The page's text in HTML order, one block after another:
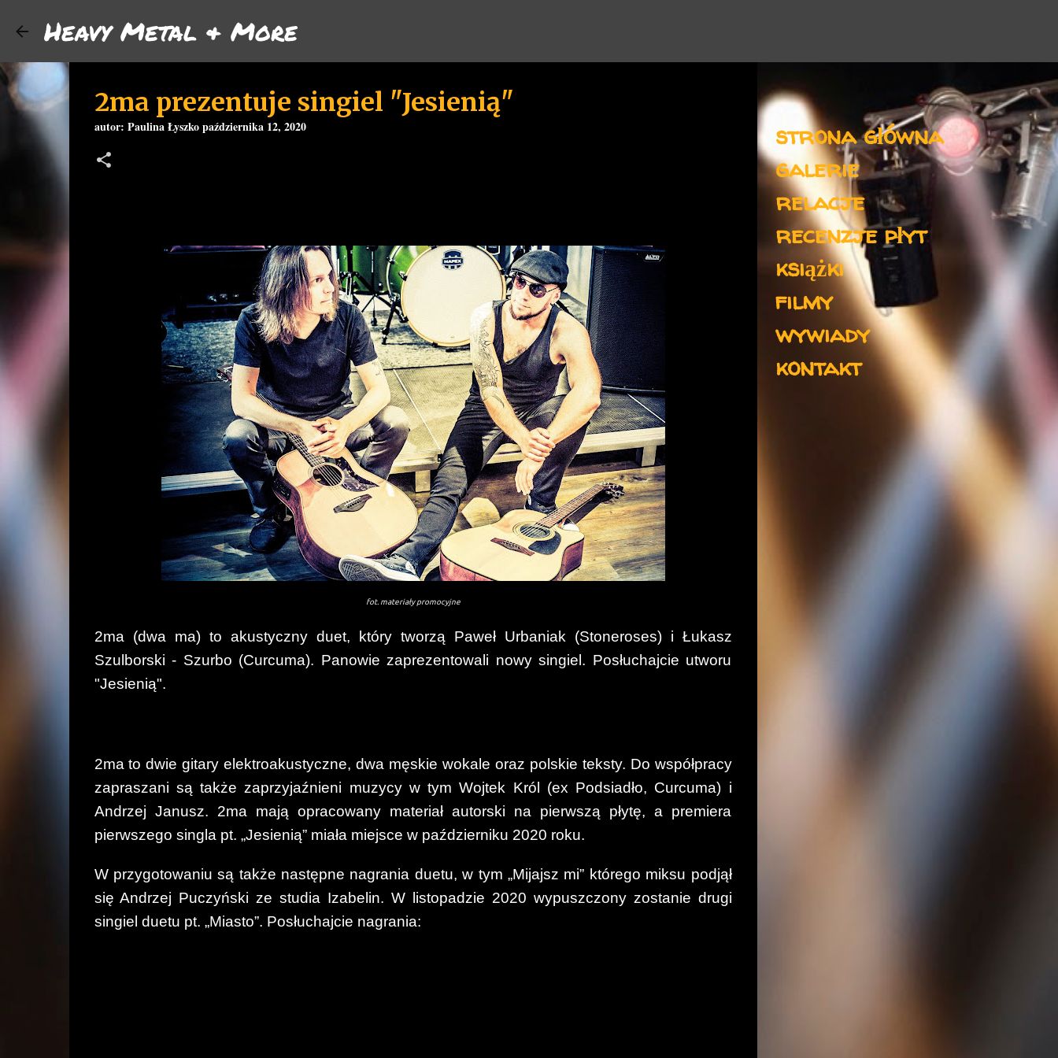
Heavy Metal & More
2ma prezentuje singiel "Jesienią"
autor: Paulina Łyszko października 12, 2020
fot. materiały promocyjne
2ma (dwa ma) to akustyczny duet, który tworzą Paweł Urbaniak (Stoneroses) i Łukasz
Szulborski - Szurbo (Curcuma). Panowie zaprezentowali nowy singiel. Posłuchajcie utworu
"Jesienią".
2ma to dwie gitary elektroakustyczne, dwa męskie wokale oraz polskie teksty. Do współpracy
zapraszani są także zaprzyjaźnieni muzycy w tym Wojtek Król (ex Podsiadło, Curcuma) i
Andrzej Janusz. 2ma mają opracowany materiał autorski na pierwszą płytę, a premiera
pierwszego singla pt. „Jesienią” miała miejsce w październiku 2020 roku.
W przygotowaniu są także następne nagrania duetu, w tym „Mijajsz mi” którego miksu podjął
się Andrzej Puczyński ze studia Izabelin. W listopadzie 2020 wypuszczony zostanie drugi
singiel duetu pt. „Miasto”. Posłuchajcie nagrania:
Menu
strona główna
galerie
relacje
recenzje płyt
książki
filmy
wywiady
kontakt